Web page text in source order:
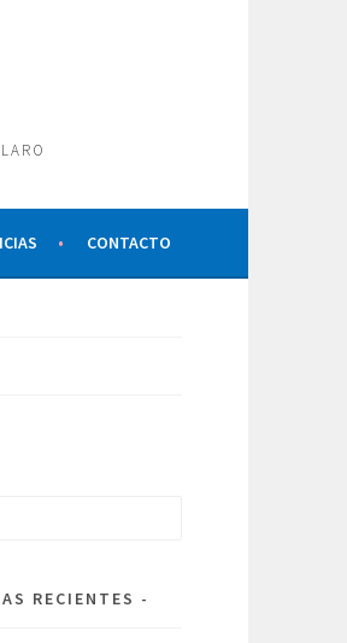
CONTACTO
RECIENTES